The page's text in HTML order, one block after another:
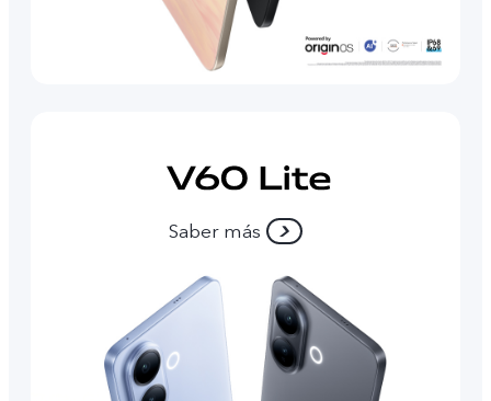
Saber más